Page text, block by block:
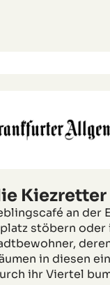
Kiezretter
an der
stöbern
in diesen
ihr Viertel